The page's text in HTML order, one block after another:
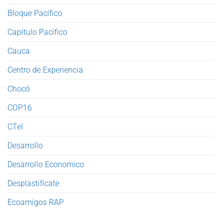
Bloque Pacífico
Capítulo Pacífico
Cauca
Centro de Experiencia
Chocó
COP16
CTeI
Desarrollo
Desarrollo Economico
Desplastifícate
Ecoamigos RAP